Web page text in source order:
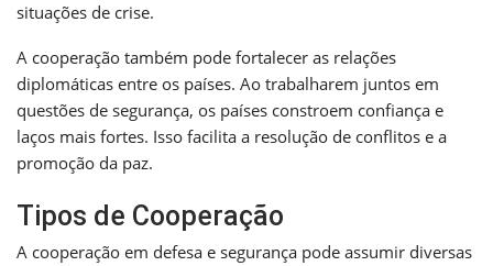
situações de crise.
A cooperação também pode fortalecer as relações
diplomáticas entre os países. Ao trabalharem juntos em
questões de segurança, os países constroem confiança e
laços mais fortes. Isso facilita a resolução de conflitos e a
promoção da paz.
Tipos de Cooperação
A cooperação em defesa e segurança pode assumir diversas